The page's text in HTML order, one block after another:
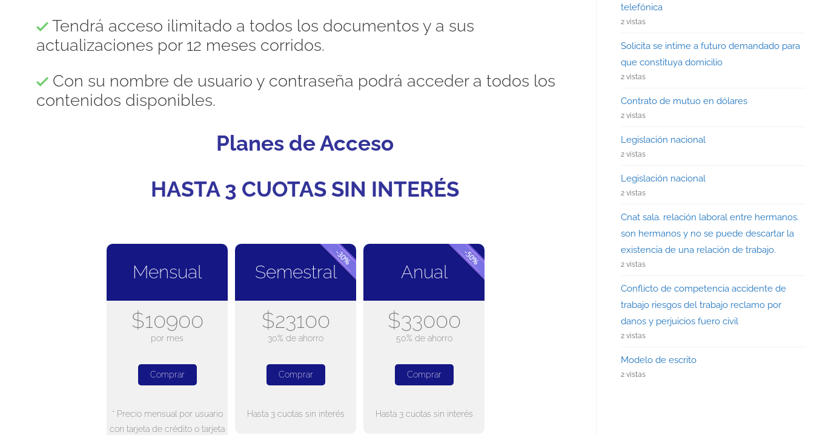
Tendrá acceso ilimitado a todos los documentos y a sus
actualizaciones por 12 meses corridos.
Con su nombre de usuario y contraseña podrá acceder a todos los
contenidos disponibles.
Planes de Acceso
HASTA 3 CUOTAS SIN INTERÉS
Mensual
$10900
por mes
Comprar
* Precio mensual por usuario
con tarjeta de crédito o tarjeta
Semestral
$23100
30% de ahorro
Comprar
Hasta 3 cuotas sin interés
Anual
$33000
50% de ahorro
Comprar
Hasta 3 cuotas sin interés
telefónica
2 vistas
Solicita se intime a futuro demandado para
que constituya domicilio
2 vistas
Contrato de mutuo en dólares
2 vistas
Legislación nacional
2 vistas
Legislación nacional
2 vistas
Cnat sala. relación laboral entre hermanos.
son hermanos y no se puede descartar la
existencia de una relación de trabajo.
2 vistas
Conflicto de competencia accidente de
trabajo riesgos del trabajo reclamo por
danos y perjuicios fuero civil
2 vistas
Modelo de escrito
2 vistas